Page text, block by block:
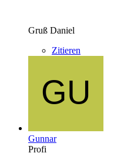
Gruß Daniel
Zitieren
Gunnar
Profi